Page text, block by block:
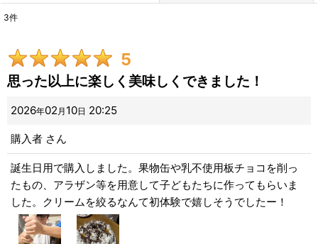
期間:
星の数 :
並び順
3件
5
思った以上に楽しく美味しくできました！
2026年02 月 10日 20:25
購入者 さん
誕生日用で購入しました。果物缶や乳不使用板チョコを削っ
たもの、アラザン等を用意して子どもたちに作ってもらいま
した。クリームを絞るなんて初体験で嬉しそうでしたー！